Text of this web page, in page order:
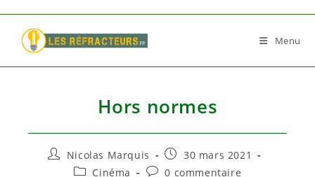
content
Menu
Hors normes
Auteur/autrice
Nicolas Marquis
Publication
publiée :
30 mars 2021
PostCinéma
Commentaires
0 commentaire